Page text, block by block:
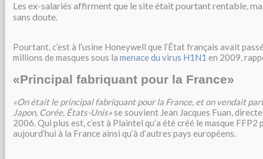
Les ex-salariés affirment que le site était pourtant rentable,
sans doute.
Pourtant, c’est à l’usine Honeywell que l’État français avait
millions de masques sous la menace du virus H1N1 en 2009,
«Principal fabriquant pour la France»
«On était le principal fabriquant pour la France, et on vendait
Japon, Corée, États-Unis»se souvient Jean Jacques Fuan,
2006. Qui plus est, c’est à Plaintel qu’a été créé le masque FFP2
aujourd’hui à la France ainsi qu’à d’autres pays européens.